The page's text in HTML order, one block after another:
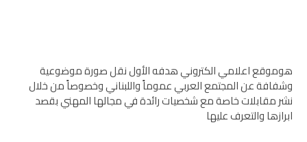
هوموقع اعلامي الكتروني هدفه الأول نقل صورة موضوعية
وشفافة عن المجتمع العربي عموماً واللبناني وخصوصاً من خلال
نشر مقابلات خاصة مع شخصيات رائدة في مجالها المهني بقصد
ابرازها والتعرف عليها